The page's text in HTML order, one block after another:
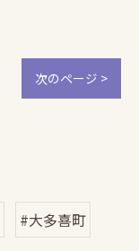
次のページ >
#大多喜町